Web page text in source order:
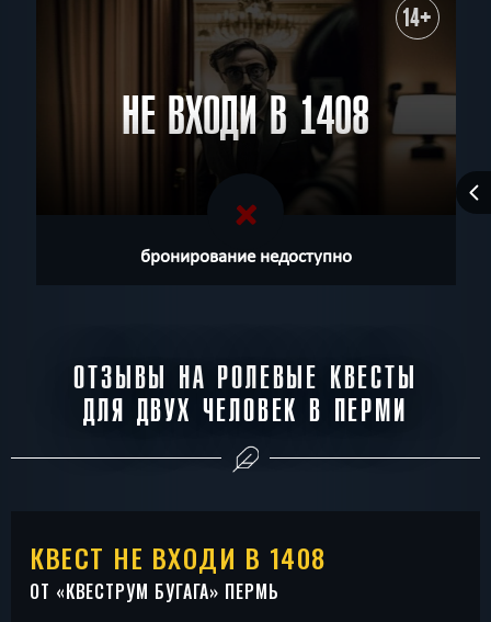
14+
НЕ ВХОДИ В 1408
бронирование недоступно
ОТЗЫВЫ НА РОЛЕВЫЕ КВЕСТЫ
ДЛЯ ДВУХ ЧЕЛОВЕК В ПЕРМИ
КВЕСТ НЕ ВХОДИ В 1408
ОТ «КВЕСТРУМ БУГАГА» ПЕРМЬ